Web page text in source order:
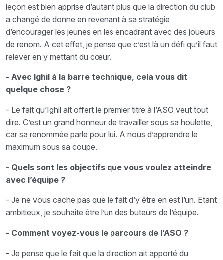
leçon est bien apprise d’autant plus que la direction du club
a changé de donne en revenant à sa stratégie
d’encourager les jeunes en les encadrant avec des joueurs
de renom. A cet effet, je pense que c’est là un défi qu’il faut
relever en y mettant du cœur.
- Avec Ighil à la barre technique, cela vous dit
quelque chose ?
- Le fait qu’Ighil ait offert le premier titre à l’ASO veut tout
dire. C’est un grand honneur de travailler sous sa houlette,
car sa renommée parle pour lui. A nous d’apprendre le
maximum sous sa coupe.
- Quels sont les objectifs que vous voulez atteindre
avec l’équipe ?
- Je ne vous cache pas que le fait d’y être en est l’un. Etant
ambitieux, je souhaite être l’un des buteurs de l’équipe.
- Comment voyez-vous le parcours de l’ASO ?
- Je pense que le fait que la direction ait apporté du